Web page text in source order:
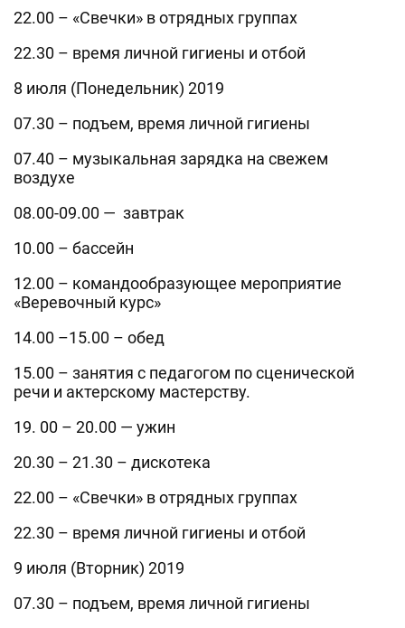
22.00 – «Свечки» в отрядных группах
22.30 – время личной гигиены и отбой
8 июля (Понедельник) 2019
07.30 – подъем, время личной гигиены
07.40 – музыкальная зарядка на свежем
воздухе
08.00-09.00 — завтрак
10.00 – бассейн
12.00 – командообразующее мероприятие
«Веревочный курс»
14.00 –15.00 – обед
15.00 – занятия с педагогом по сценической
речи и актерскому мастерству.
19. 00 – 20.00 — ужин
20.30 – 21.30 – дискотека
22.00 – «Свечки» в отрядных группах
22.30 – время личной гигиены и отбой
9 июля (Вторник) 2019
07.30 – подъем, время личной гигиены